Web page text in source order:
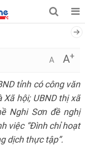
A A+
tỉnh có công văn
hội; UBND thị xã
Nghi Sơn đề nghị
việc “Đình chỉ hoạt
dịch thực tập”.